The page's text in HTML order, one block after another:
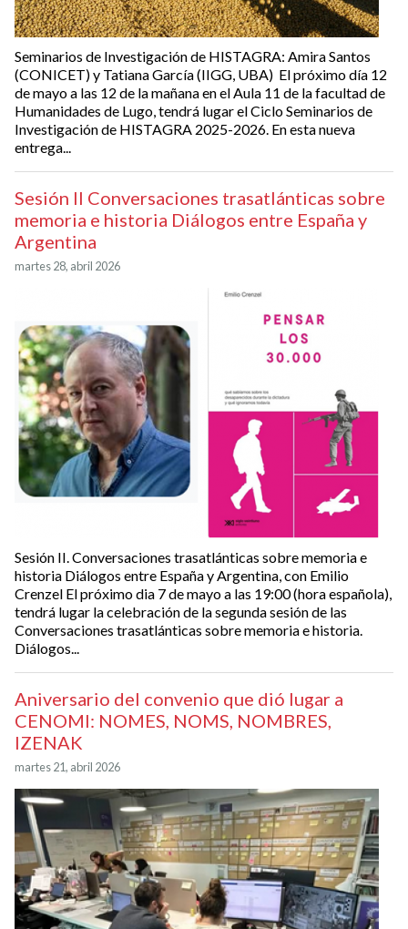
Seminarios de Investigación de HISTAGRA: Amira Santos
(CONICET) y Tatiana García (IIGG, UBA) El próximo día 12
de mayo a las 12 de la mañana en el Aula 11 de la facultad de
Humanidades de Lugo, tendrá lugar el Ciclo Seminarios de
Investigación de HISTAGRA 2025-2026. En esta nueva
entrega...
Sesión II Conversaciones trasatlánticas sobre
memoria e historia Diálogos entre España y
Argentina
martes 28, abril 2026
Sesión II. Conversaciones trasatlánticas sobre memoria e
historia Diálogos entre España y Argentina, con Emilio
Crenzel El próximo dia 7 de mayo a las 19:00 (hora española),
tendrá lugar la celebración de la segunda sesión de las
Conversaciones trasatlánticas sobre memoria e historia.
Diálogos...
Aniversario del convenio que dió lugar a
CENOMI: NOMES, NOMS, NOMBRES,
IZENAK
martes 21, abril 2026